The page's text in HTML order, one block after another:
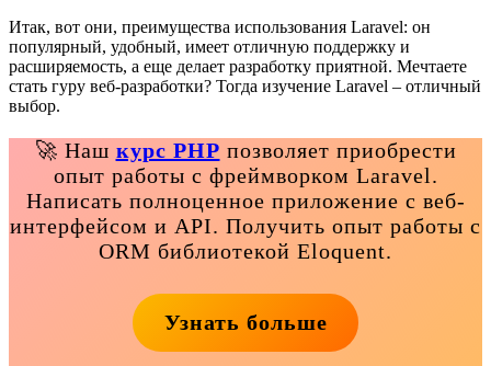
Итак, вот они, преимущества использования Laravel: он
популярный, удобный, имеет отличную поддержку и
расширяемость, а еще делает разработку приятной. Мечтаете
стать гуру веб-разработки? Тогда изучение Laravel – отличный
выбор.
🚀 Наш курс PHP позволяет приобрести
опыт работы с фреймворком Laravel.
Написать полноценное приложение с веб-
интерфейсом и API. Получить опыт работы с
ORM библиотекой Eloquent.
Узнать больше